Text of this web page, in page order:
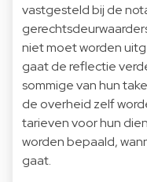
vastgesteld bij de
niet moet worden
gaat de reflectie
sommige van hun
de overheid zelf
tarieven voor hun
worden bepaald,
gaat.